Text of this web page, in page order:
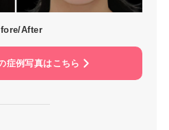
After
症例写真はこちら